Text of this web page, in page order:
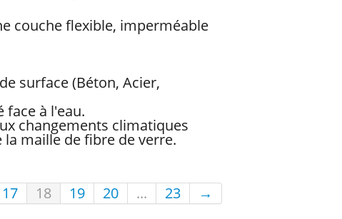
couche flexible, imperméable
surface (Béton, Acier,
à l'eau.
changements climatiques
maille de fibre de verre.
17 18 19 20 ... 23 →